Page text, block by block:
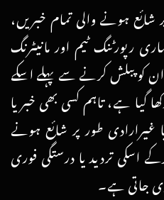
شائع ہونے والی تمام خبریں،
رپورٹنگ ٹیم اور مانیٹرنگ
کو پبلش کرنے سے پہلے اسکے
گیا ہے، تاہم کسی بھی خبر یا
غیرارادی طور پر شائع ہونے
اسکی تردید یا درستگی فوری
جاتی ہے۔